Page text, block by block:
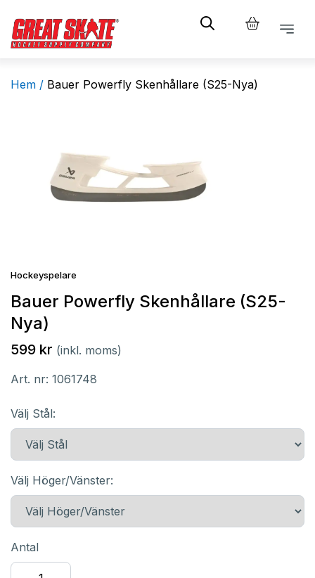
Hem / Bauer Powerfly Skenhållare (S25-Nya)
Hockeyspelare
Bauer Powerfly Skenhållare (S25-
Nya)
599 kr (inkl. moms)
Art. nr: 1061748
Välj Stål:
Välj Höger/Vänster:
Antal